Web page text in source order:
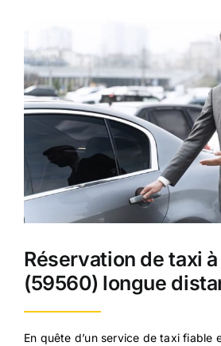
Réservation de taxi
(59560) longue
En quête d’un service de taxi fiable